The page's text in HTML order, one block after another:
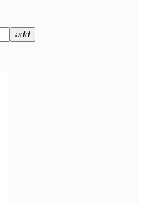
add